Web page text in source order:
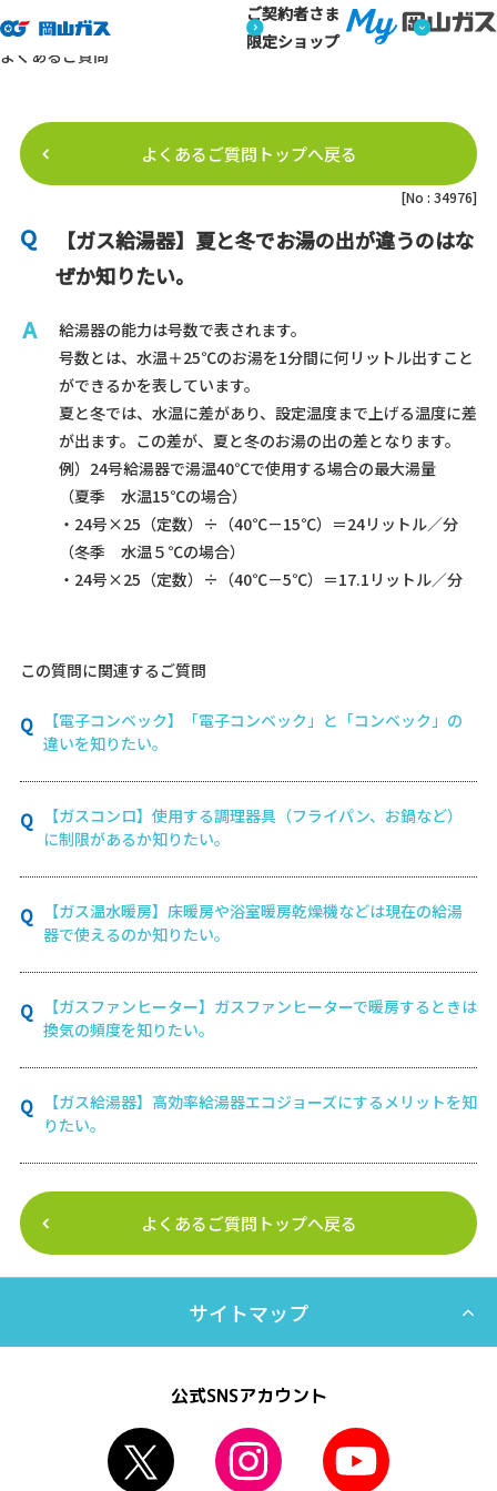
ご契約者さま
限定ショップ
トップページ
よくあるご質問詳細
よくあるご質問
よくあるご質問
よくあるご質問トップへ戻る
[No : 34976]
【ガス給湯器】夏と冬でお湯の出が違うのはな
ぜか知りたい。
給湯器の能力は号数で表されます。
号数とは、水温＋25℃のお湯を1分間に何リットル出すこと
ができるかを表しています。
夏と冬では、水温に差があり、設定温度まで上げる温度に差
が出ます。この差が、夏と冬のお湯の出の差となります。
例）24号給湯器で湯温40℃で使用する場合の最大湯量
（夏季 水温15℃の場合）
・24号×25（定数）÷（40℃－15℃）＝24リットル／分
（冬季 水温５℃の場合）
・24号×25（定数）÷（40℃－5℃）＝17.1リットル／分
この質問に関連するご質問
【電子コンベック】「電子コンベック」と「コンベック」の
違いを知りたい。
【ガスコンロ】使用する調理器具（フライパン、お鍋など）
に制限があるか知りたい。
【ガス温水暖房】床暖房や浴室暖房乾燥機などは現在の給湯
器で使えるのか知りたい。
【ガスファンヒーター】ガスファンヒーターで暖房するときは
換気の頻度を知りたい。
【ガス給湯器】高効率給湯器エコジョーズにするメリットを知
りたい。
よくあるご質問トップへ戻る
サイトマップ
公式SNSアカウント